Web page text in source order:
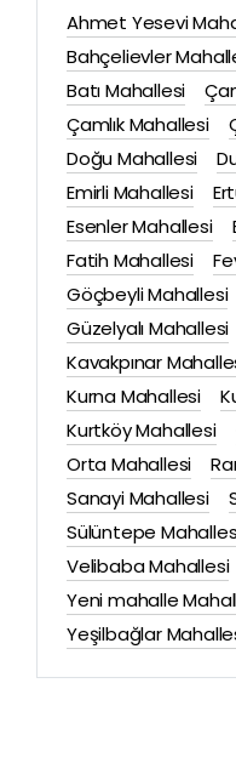
Ahmet Yesevi
Bahçelievler
Batı Mahallesi
Çamlık Mahallesi
Doğu Mahallesi
Emirli Mahallesi
Esenler Mahallesi
Fatih Mahallesi
Göçbeyli Mahallesi
Güzelyalı Mahallesi
Kavakpınar
Kurna Mahallesi
Kurtköy Mahallesi
Orta Mahallesi
Sanayi Mahallesi
Sülüntepe
Velibaba Mahallesi
Yeni mahalle
Yeşilbağlar